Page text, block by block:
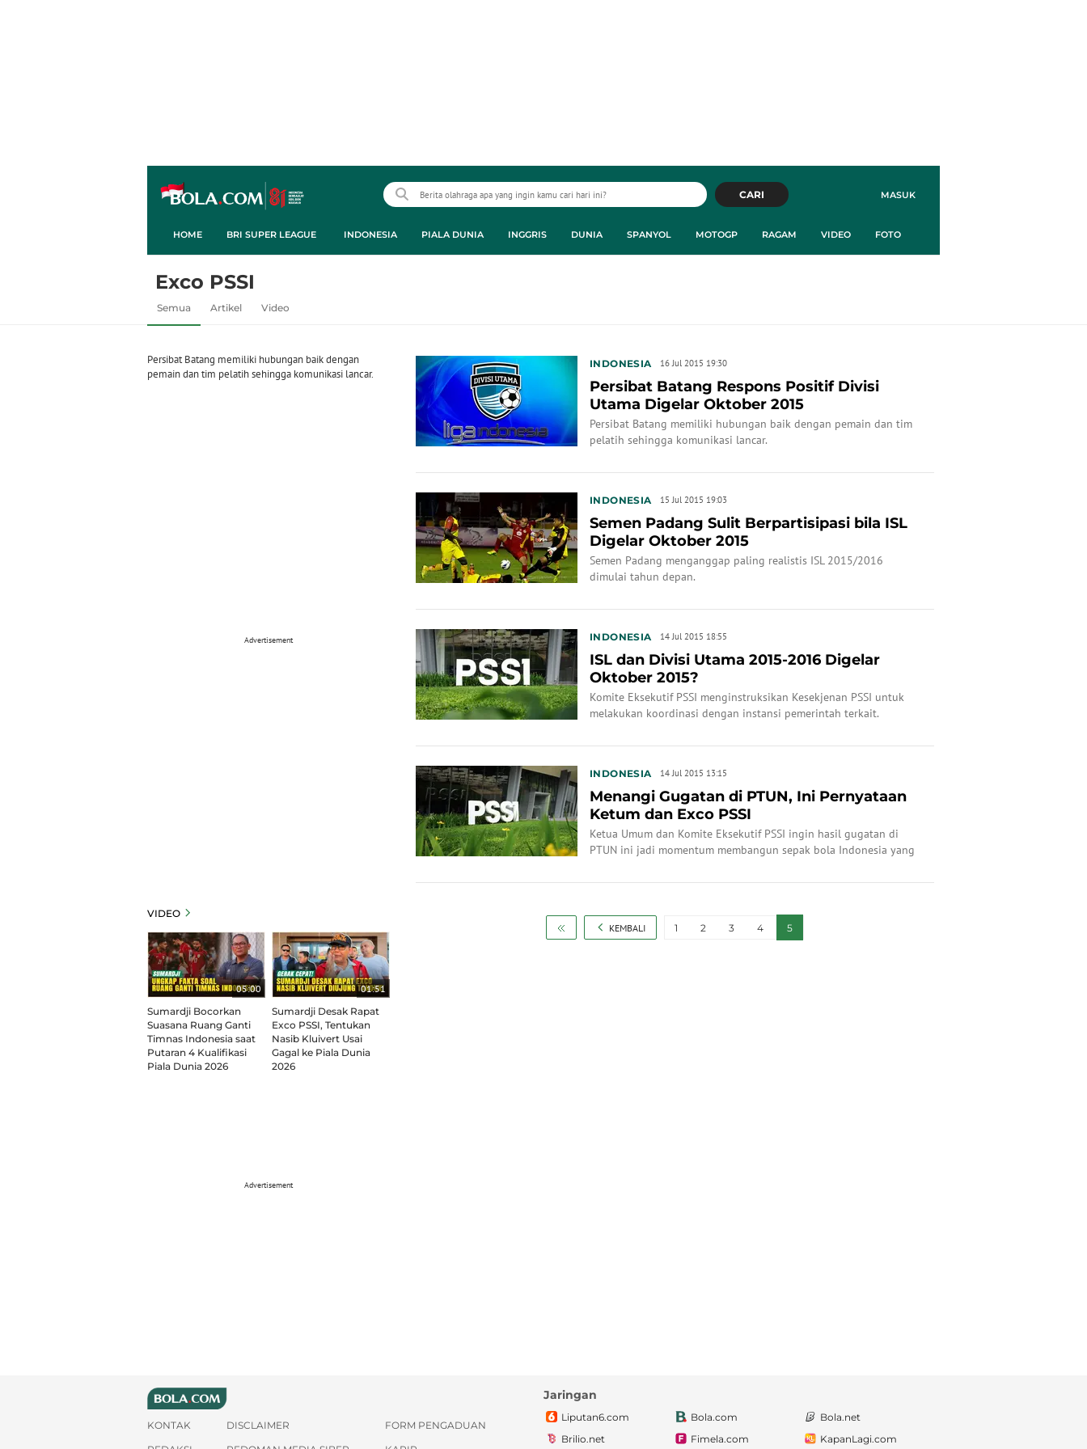
MASUK
CARI
HOME BRI SUPER LEAGUE INDONESIA PIALA DUNIA INGGRIS DUNIA SPANYOL MOTOGP RAGAM VIDEO FOTO
Exco PSSI
Semua Artikel Video
Persibat Batang memiliki hubungan baik dengan
pemain dan tim pelatih sehingga komunikasi lancar.
Advertisement
VIDEO
05:00
Sumardji Bocorkan
Suasana Ruang Ganti
Timnas Indonesia saat
Putaran 4 Kualifikasi
Piala Dunia 2026
01:51
Sumardji Desak Rapat
Exco PSSI, Tentukan
Nasib Kluivert Usai
Gagal ke Piala Dunia
2026
Advertisement
INDONESIA 16 Jul 2015 19:30
Persibat Batang Respons Positif Divisi
Utama Digelar Oktober 2015
Persibat Batang memiliki hubungan baik dengan pemain dan tim
pelatih sehingga komunikasi lancar.
INDONESIA 15 Jul 2015 19:03
Semen Padang Sulit Berpartisipasi bila ISL
Digelar Oktober 2015
Semen Padang menganggap paling realistis ISL 2015/2016
dimulai tahun depan.
INDONESIA 14 Jul 2015 18:55
ISL dan Divisi Utama 2015-2016 Digelar
Oktober 2015?
Komite Eksekutif PSSI menginstruksikan Kesekjenan PSSI untuk
melakukan koordinasi dengan instansi pemerintah terkait.
INDONESIA 14 Jul 2015 13:15
Menangi Gugatan di PTUN, Ini Pernyataan
Ketum dan Exco PSSI
Ketua Umum dan Komite Eksekutif PSSI ingin hasil gugatan di
PTUN ini jadi momentum membangun sepak bola Indonesia yang
KEMBALI 1 2 3 4 5
KONTAK DISCLAIMER
FORM PENGADUAN
Jaringan
Liputan6.com Bola.com
Bola.net
Brilio.net
Fimela.com KapanLagi.com